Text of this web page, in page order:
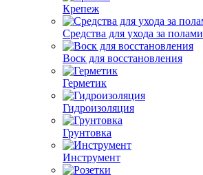
Крепеж
Средства для ухода за полами
Воск для восстановления
Герметик
Гидроизоляция
Грунтовка
Инструмент